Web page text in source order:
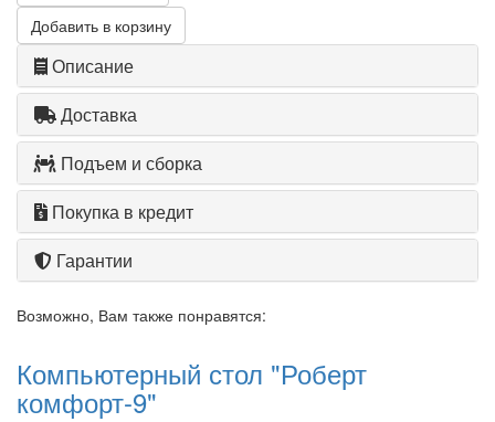
Добавить в корзину
Описание
Доставка
Подъем и сборка
Покупка в кредит
Гарантии
Возможно, Вам также понравятся:
Компьютерный стол "Роберт
комфорт-9"